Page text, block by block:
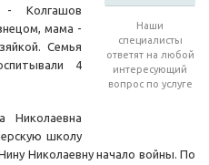
Наши
специалисты
ответят на любой
интересующий
вопрос по услуге
- Колгашов
мама -
Семья
4
Николаевна
школу
Николаевну начало войны. По